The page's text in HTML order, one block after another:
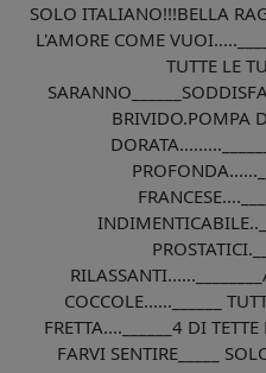
SOLO ITALIANO!!!BELLA
L'AMORE COME
TUTTE LE
BRIVIDO.POMPA
COCCOLE......______
FRETTA....______4 DI
FARVI SENTIRE_____